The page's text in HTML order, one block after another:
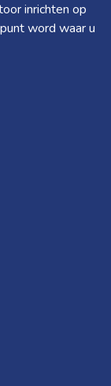
inrichten op
word waar u